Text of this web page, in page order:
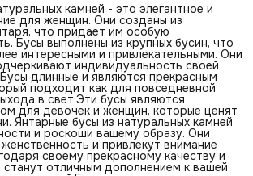
камней - это элегантное и
для женщин. Они созданы из
что придает им особую
Бусы выполнены из крупных бусин, что
интересными и привлекательными. Они
индивидуальность своей
длинные и являются прекрасным
подходит как для повседневной
в свет.Эти бусы являются
для девочек и женщин, которые ценят
Янтарные бусы из натуральных камней
и роскоши вашему образу. Они
и привлекут внимание
своему прекрасному качеству и
станут отличным дополнением к вашей